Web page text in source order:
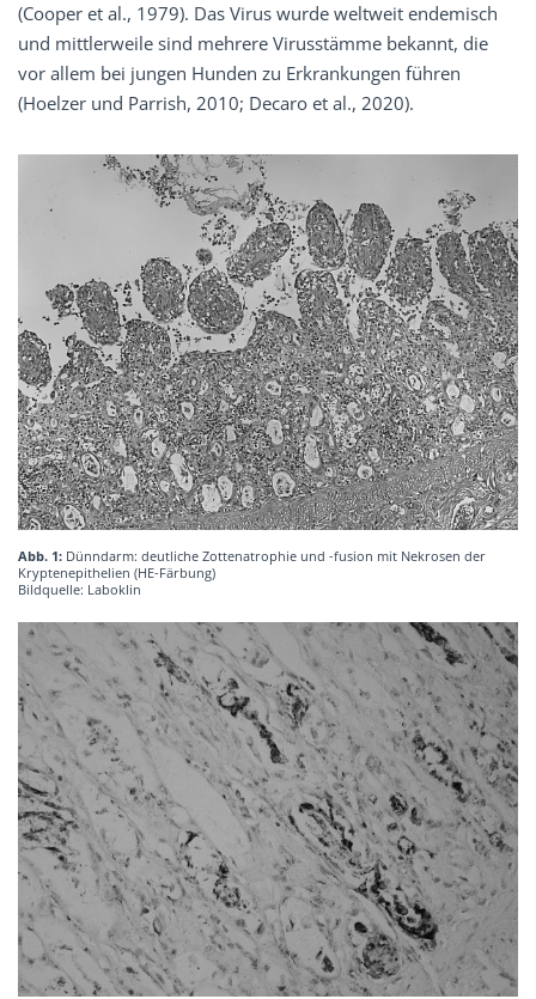
(Cooper et al., 1979). Das Virus wurde weltweit endemisch
und mittlerweile sind mehrere Virusstämme bekannt, die
vor allem bei jungen Hunden zu Erkrankungen führen
(Hoelzer und Parrish, 2010; Decaro et al., 2020).
Abb. 1: Dünndarm: deutliche Zottenatrophie und -fusion mit Nekrosen der
Kryptenepithelien (HE-Färbung)
Bildquelle: Laboklin